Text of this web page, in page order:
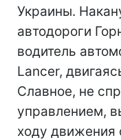
Украины.
автодороги
водитель
Lanсer,
Славное, не
управлением,
ходу движения